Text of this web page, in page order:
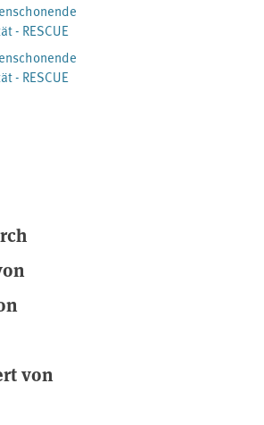
- RESCUE
- RESCUE
von